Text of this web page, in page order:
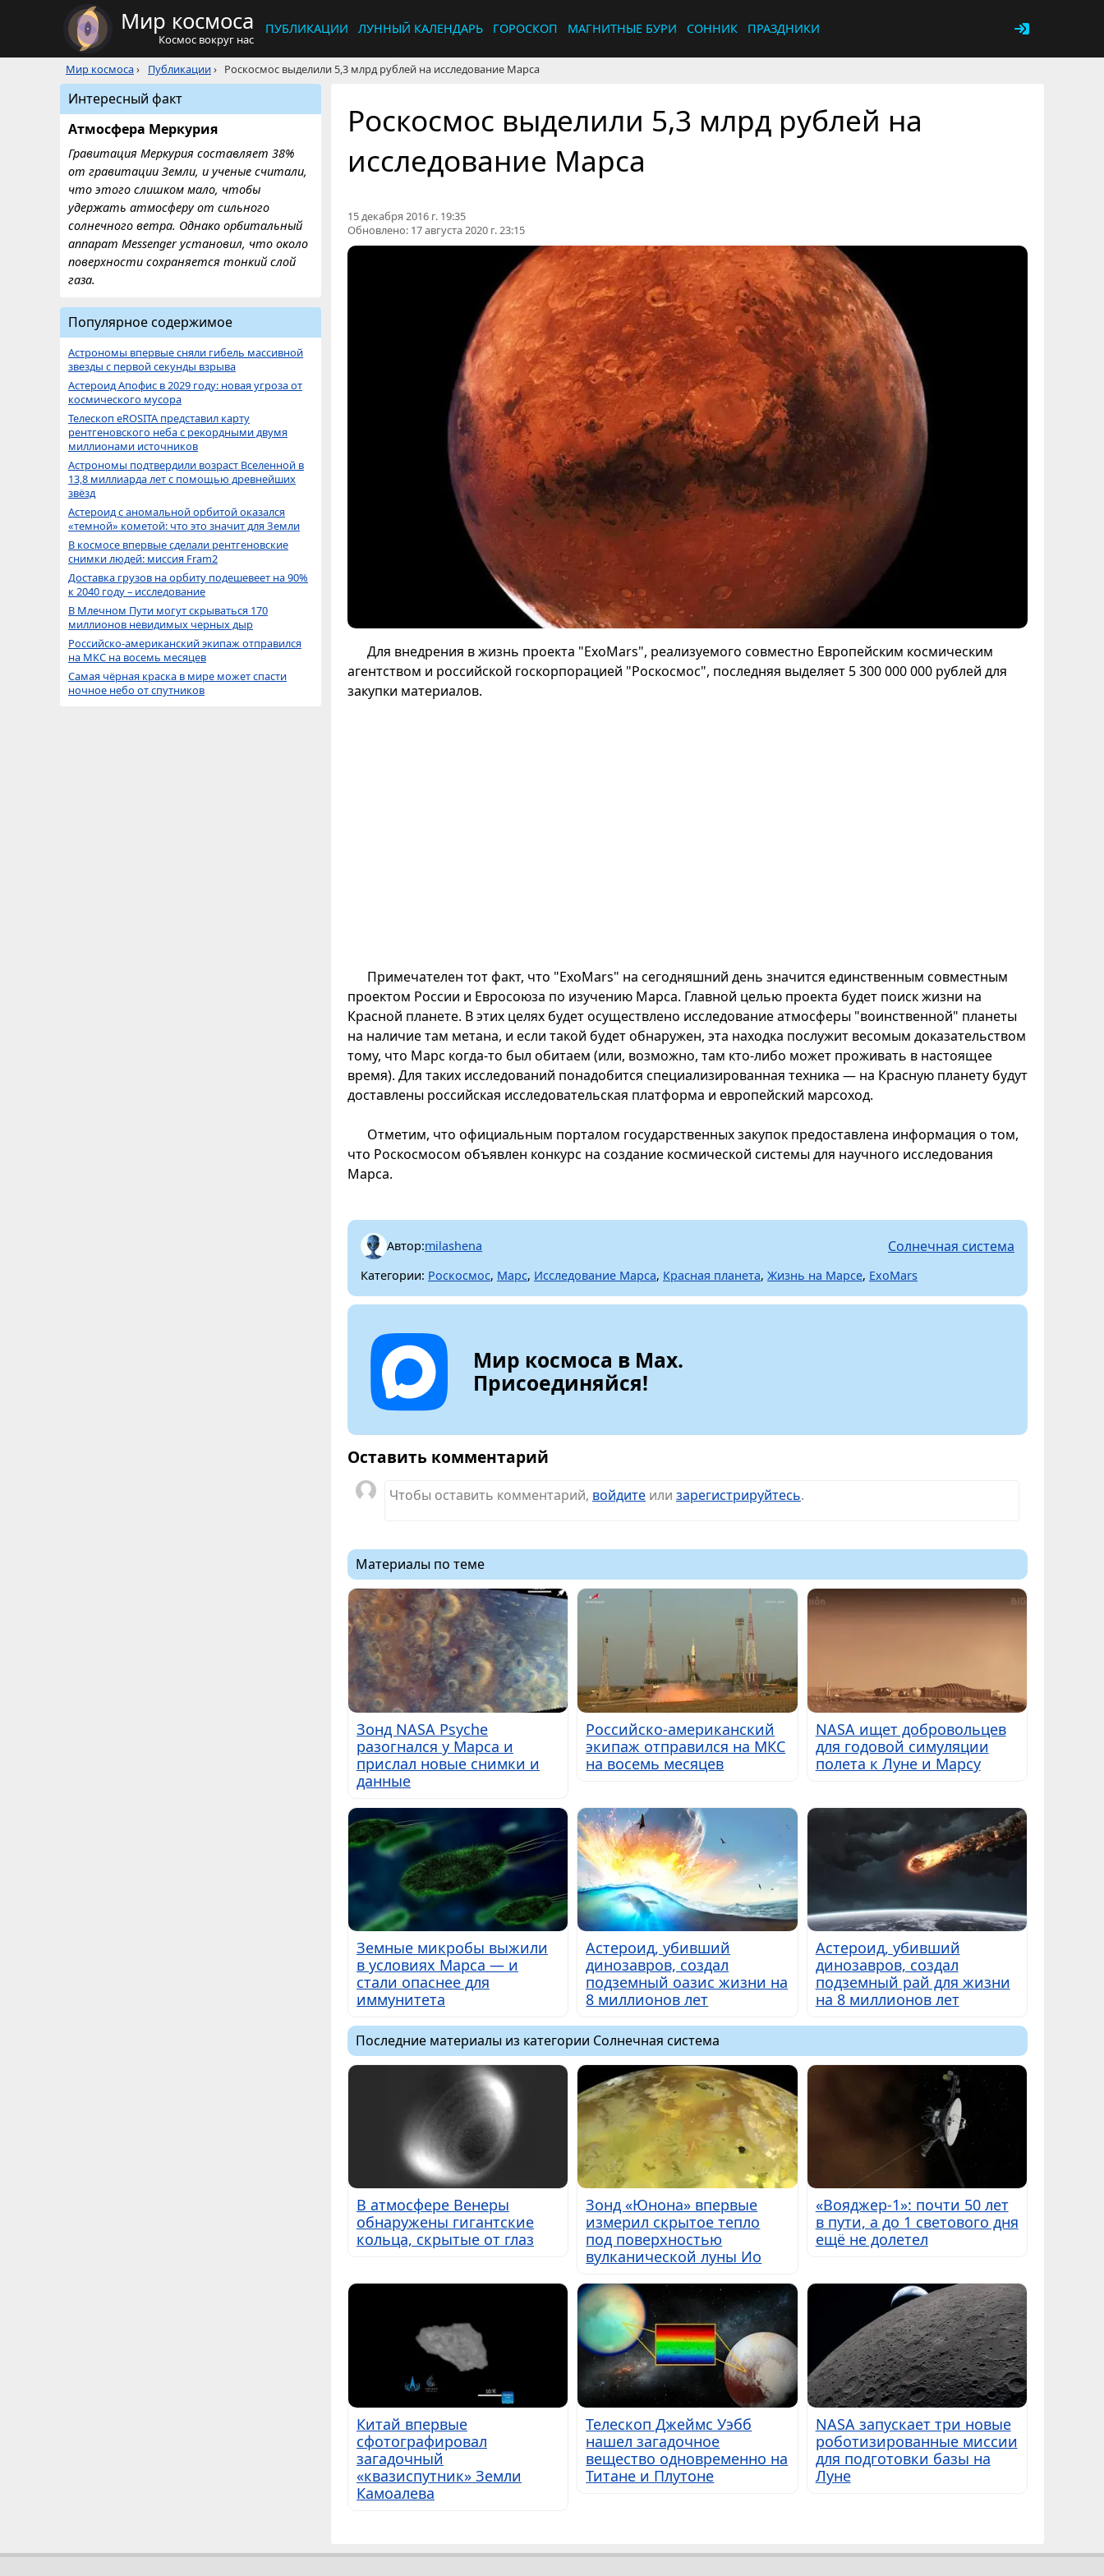
Мир космоса
Космос вокруг нас
ПУБЛИКАЦИИ ЛУННЫЙ КАЛЕНДАРЬ ГОРОСКОП МАГНИТНЫЕ БУРИ СОННИК ПРАЗДНИКИ
Мир космоса› Публикации› Роскосмос выделили 5,3 млрд рублей на исследование Марса
Роскосмос выделили 5,3 млрд рублей на
исследование Марса
15 декабря 2016 г. 19:35
Обновлено: 17 августа 2020 г. 23:15
Для внедрения в жизнь проекта "ExoMars", реализуемого совместно Европейским космическим
агентством и российской госкорпорацией "Роскосмос", последняя выделяет 5 300 000 000 рублей для
закупки материалов.
Примечателен тот факт, что "ExoMars" на сегодняшний день значится единственным совместным
проектом России и Евросоюза по изучению Марса. Главной целью проекта будет поиск жизни на
Красной планете. В этих целях будет осуществлено исследование атмосферы "воинственной" планеты
на наличие там метана, и если такой будет обнаружен, эта находка послужит весомым доказательством
тому, что Марс когда-то был обитаем (или, возможно, там кто-либо может проживать в настоящее
время). Для таких исследований понадобится специализированная техника — на Красную планету будут
доставлены российская исследовательская платформа и европейский марсоход.
Отметим, что официальным порталом государственных закупок предоставлена информация о том,
что Роскосмосом объявлен конкурс на создание космической системы для научного исследования
Марса.
Автор:milashena Солнечная система
Категории: Роскосмос, Марс, Исследование Марса, Красная планета, Жизнь на Марсе, ExoMars
Мир космоса в Max.
Присоединяйся!
Оставить комментарий
Чтобы оставить комментарий, войдите или зарегистрируйтесь.
Материалы по теме
Зонд NASA Psyche
разогнался у Марса и
прислал новые снимки и
данные
Российско-американский
экипаж отправился на МКС
на восемь месяцев
NASA ищет добровольцев
для годовой симуляции
полета к Луне и Марсу
Земные микробы выжили
в условиях Марса — и
стали опаснее для
иммунитета
Астероид, убивший
динозавров, создал
подземный оазис жизни на
8 миллионов лет
Астероид, убивший
динозавров, создал
подземный рай для жизни
на 8 миллионов лет
Последние материалы из категории Солнечная система
В атмосфере Венеры
обнаружены гигантские
кольца, скрытые от глаз
Зонд «Юнона» впервые
измерил скрытое тепло
под поверхностью
вулканической луны Ио
«Вояджер-1»: почти 50 лет
в пути, а до 1 светового дня
ещё не долетел
Китай впервые
сфотографировал
загадочный
«квазиспутник» Земли
Камоалева
Телескоп Джеймс Уэбб
нашел загадочное
вещество одновременно на
Титане и Плутоне
NASA запускает три новые
роботизированные миссии
для подготовки базы на
Луне
Интересный факт
Атмосфера Меркурия
Гравитация Меркурия составляет 38%
от гравитации Земли, и ученые считали,
что этого слишком мало, чтобы
удержать атмосферу от сильного
солнечного ветра. Однако орбитальный
аппарат Messenger установил, что около
поверхности сохраняется тонкий слой
газа.
Популярное содержимое
Астрономы впервые сняли гибель массивной
звезды с первой секунды взрыва
Астероид Апофис в 2029 году: новая угроза от
космического мусора
Телескоп eROSITA представил карту
рентгеновского неба с рекордными двумя
миллионами источников
Астрономы подтвердили возраст Вселенной в
13,8 миллиарда лет с помощью древнейших
звёзд
Астероид с аномальной орбитой оказался
«темной» кометой: что это значит для Земли
В космосе впервые сделали рентгеновские
снимки людей: миссия Fram2
Доставка грузов на орбиту подешевеет на 90%
к 2040 году – исследование
В Млечном Пути могут скрываться 170
миллионов невидимых черных дыр
Российско-американский экипаж отправился
на МКС на восемь месяцев
Самая чёрная краска в мире может спасти
ночное небо от спутников